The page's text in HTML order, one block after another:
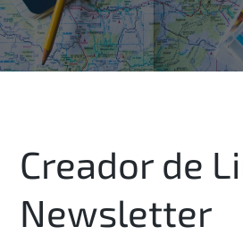
Creador de
Newsletter